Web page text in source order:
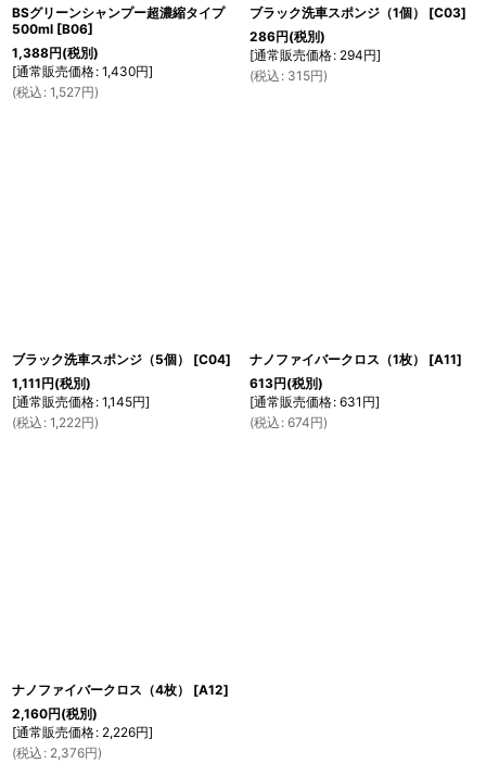
BSグリーンシャンプー超濃縮タイプ
500ml [B06]
1,388円(税別)
[通常販売価格: 1,430円]
(税込 : 1,527円)
ブラック洗車スポンジ（1個） [C03]
286円(税別)
[通常販売価格: 294円]
(税込 : 315円)
ブラック洗車スポンジ（5個） [C04]
1,111円(税別)
[通常販売価格: 1,145円]
(税込 : 1,222円)
ナノファイバークロス（1枚） [A11]
613円(税別)
[通常販売価格: 631 円]
(税込 : 674円)
ナノファイバークロス（4枚） [A12]
2,160円(税別)
[通常販売価格: 2,226円]
(税込 : 2,376円)